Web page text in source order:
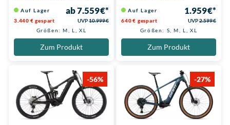
Auf Lager ab 7.559 €*
3.440 € gespart UVP10.999 €
Größen: M, L, XL
Zum Produkt
Auf Lager 1.959 €*
640 € gespart UVP2.599 €
Größen: S, M, L, XL
Zum Produkt
-56% -27%